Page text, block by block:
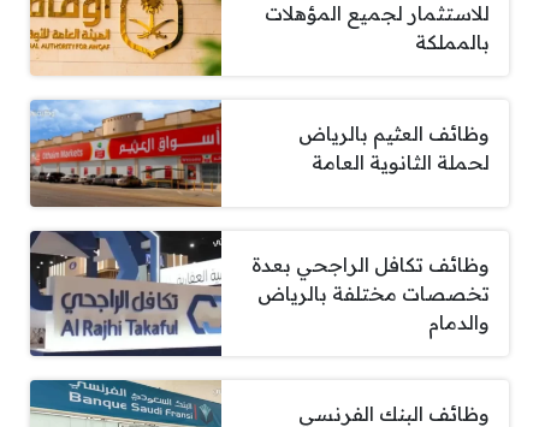
للاستثمار لجميع المؤهلات
بالمملكة
وظائف العثيم بالرياض
لحملة الثانوية العامة
وظائف تكافل الراجحي بعدة
تخصصات مختلفة بالرياض
والدمام
وظائف البنك الفرنسي